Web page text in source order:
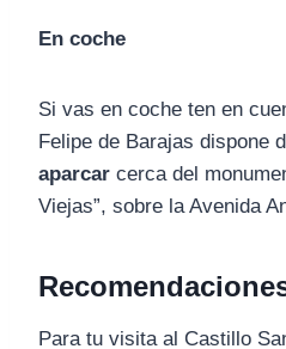
En coche
Si vas en coche ten en
Felipe de Barajas dispone
aparcar cerca del
Viejas”, sobre la Avenida
Para tu visita al Castillo